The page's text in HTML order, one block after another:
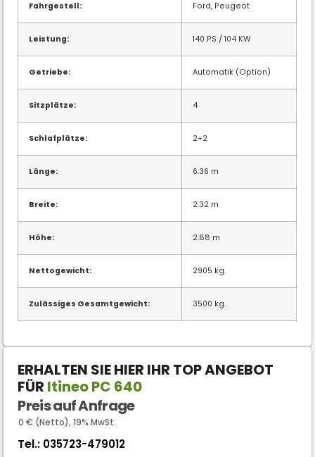
Fahrgestell: Ford, Peugeot
Leistung: 140 PS / 104 KW
Getriebe: Automatik (Option)
Sitzplätze: 4
Schlafplätze: 2+2
Länge: 6.36 m
Breite: 2.32 m
Höhe: 2.88 m
Nettogewicht: 2905 kg.
Zulässiges Gesamtgewicht: 3500 kg.
ERHALTEN SIE HIER IHR TOP ANGEBOT
FÜR Itineo PC 640
Preis auf Anfrage
0 € (Netto), 19% MwSt.
Tel.: 035723-479012